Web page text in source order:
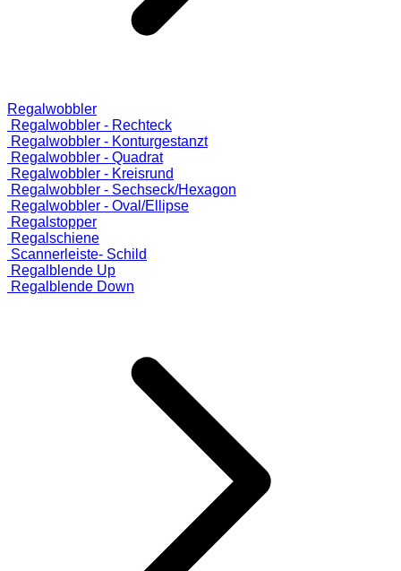
Regalwobbler
Regalwobbler - Rechteck
Regalwobbler - Konturgestanzt
Regalwobbler - Quadrat
Regalwobbler - Kreisrund
Regalwobbler - Sechseck/Hexagon
Regalwobbler - Oval/Ellipse
Regalstopper
Regalschiene
Scannerleiste- Schild
Regalblende Up
Regalblende Down